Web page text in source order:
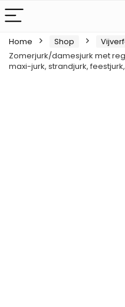
Home Shop
Zomerjurk/damesjurk met
maxi-jurk, strandjurk,